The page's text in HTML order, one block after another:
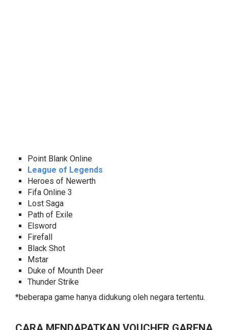
Point Blank Online
League of Legends
Heroes of Newerth
Fifa Online 3
Lost Saga
Path of Exile
Elsword
Firefall
Black Shot
Mstar
Duke of Mounth Deer
Thunder Strike
*beberapa game hanya didukung oleh negara tertentu.